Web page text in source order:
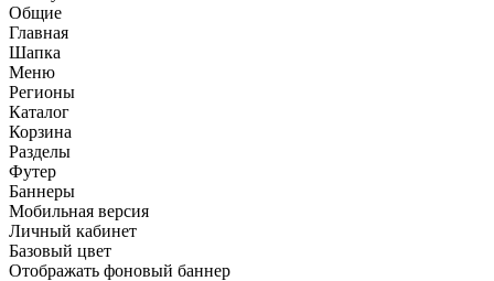
Общие
Главная
Шапка
Меню
Регионы
Каталог
Корзина
Разделы
Футер
Баннеры
Мобильная версия
Личный кабинет
Базовый цвет
Отображать фоновый баннер